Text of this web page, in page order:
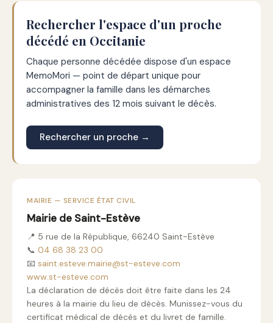
Rechercher l'espace d'un proche
décédé en Occitanie
Chaque personne décédée dispose d'un espace
MemoMori — point de départ unique pour
accompagner la famille dans les démarches
administratives des 12 mois suivant le décès.
Rechercher un proche →
MAIRIE — SERVICE ÉTAT CIVIL
Mairie de Saint-Estève
📍 5 rue de la République, 66240 Saint-Estève
📞 04 68 38 23 00
📧 saint.esteve.mairie@st-esteve.com
www.st-esteve.com
La déclaration de décès doit être faite dans les 24
heures à la mairie du lieu de décès. Munissez-vous du
certificat médical de décès et du livret de famille.